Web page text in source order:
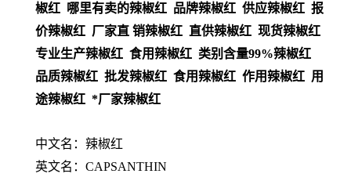
椒红 哪里有卖的辣椒红 品牌辣椒红 供应辣椒红 报
价辣椒红 厂家直 销辣椒红 直供辣椒红 现货辣椒红
专业生产辣椒红 食用辣椒红 类别含量99%辣椒红
品质辣椒红 批发辣椒红 食用辣椒红 作用辣椒红 用
途辣椒红 *厂家辣椒红
中文名：辣椒红
英文名：CAPSANTHIN